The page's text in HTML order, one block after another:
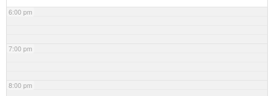
6:00 pm
7:00 pm
8:00 pm